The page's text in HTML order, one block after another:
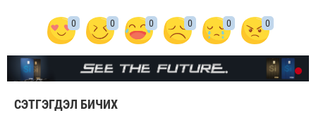
0 0 0 0 0 0
СЭТГЭГДЭЛ БИЧИХ